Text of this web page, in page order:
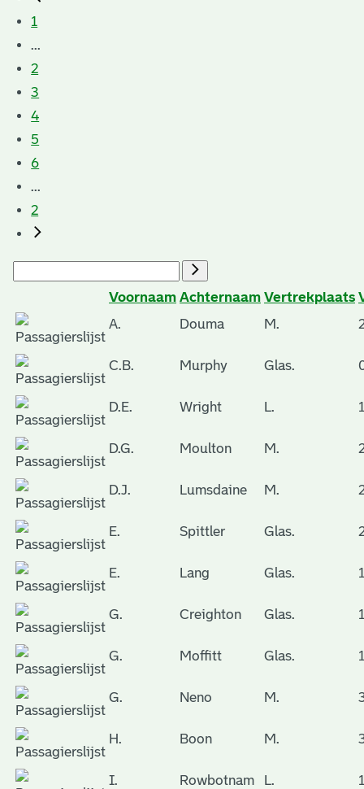
1
...
2
3
4
5
6
...
2
Voornaam Achternaam Vertrekplaats
A.
Douma M.
C.B. Murphy Glas.
D.E. Wright L.
D.G. Moulton M.
D.J. Lumsdaine M.
E. Spittler Glas.
E. Lang Glas.
G. Creighton Glas.
G. Moffitt Glas.
G. Neno M.
H. Boon M.
I. Rowbotnam L.